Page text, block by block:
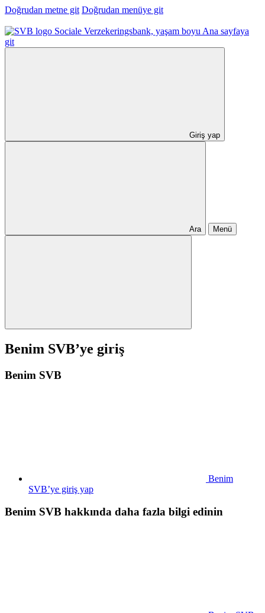
Doğrudan metne git Doğrudan menüye git
Ana sayfaya
git
Giriş yap
Ara Menü
Benim SVB’ye giriş
Benim SVB
Benim
SVB’ye giriş yap
Benim SVB hakkında daha fazla bilgi edinin